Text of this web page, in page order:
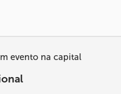
evento na capital